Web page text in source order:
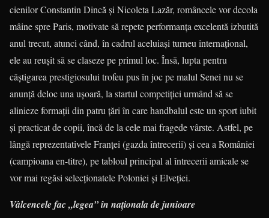
cienilor Constantin Dincă şi Nicoleta Lazăr, româncele vor decola
mâine spre Paris, motivate să repete performanţa excelentă izbutită
anul trecut, atunci când, în cadrul aceluiaşi turneu internaţional,
ele au reuşit să se claseze pe primul loc. Însă, lupta pentru
câştigarea prestigiosului trofeu pus în joc pe malul Senei nu se
anunţă deloc una uşoară, la startul competiţiei urmând să se
alinieze formaţii din patru ţări în care handbalul este un sport iubit
şi practicat de copii, încă de la cele mai fragede vârste. Astfel, pe
lângă repre­zentativele Franţei (gazda întrecerii) şi cea a României
(campioana en-titre), pe tabloul principal al întrecerii amicale se
vor mai regăsi selecţionatele Poloniei şi Elveţiei.
Vâlcencele fac „legea” în naţionala de junioare